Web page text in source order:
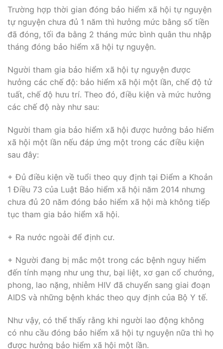
Trường hợp thời gian đóng bảo hiểm xã hội tự nguyện
tự nguyện chưa đủ 1 năm thì hưởng mức bằng số tiền
đã đóng, tối đa bằng 2 tháng mức bình quân thu nhập
tháng đóng bảo hiểm xã hội tự nguyện.
Người tham gia bảo hiểm xã hội tự nguyện được
hưởng các chế độ: bảo hiểm xã hội một lần, chế độ tử
tuất, chế độ hưu trí. Theo đó, điều kiện và mức hưởng
các chế độ này như sau:
Người tham gia bảo hiểm xã hội được hưởng bảo hiểm
xã hội một lần nếu đáp ứng một trong các điều kiện
sau đây:
+ Đủ điều kiện về tuổi theo quy định tại Điểm a Khoản
1 Điều 73 của Luật Bảo hiểm xã hội năm 2014 nhưng
chưa đủ 20 năm đóng bảo hiểm xã hội mà không tiếp
tục tham gia bảo hiểm xã hội.
+ Ra nước ngoài để định cư.
+ Người đang bị mắc một trong các bệnh nguy hiểm
đến tính mạng như ung thư, bại liệt, xơ gan cổ chướng,
phong, lao nặng, nhiễm HIV đã chuyển sang giai đoạn
AIDS và những bệnh khác theo quy định của Bộ Y tế.
Như vậy, có thể thấy rằng khi người lao động không
có nhu cầu đóng bảo hiểm xã hội tự nguyện nữa thì họ
được hưởng bảo hiểm xã hội một lần.